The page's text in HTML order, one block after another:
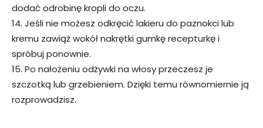
dodać odrobinę kropli do oczu.
14. Jeśli nie możesz odkręcić lakieru do paznokci lub
kremu zawiąż wokół nakrętki gumkę recepturkę i
spróbuj ponownie.
15. Po nałożeniu odżywki na włosy przeczesz je
szczotką lub grzebieniem. Dzięki temu równomiernie ją
rozprowadzisz.